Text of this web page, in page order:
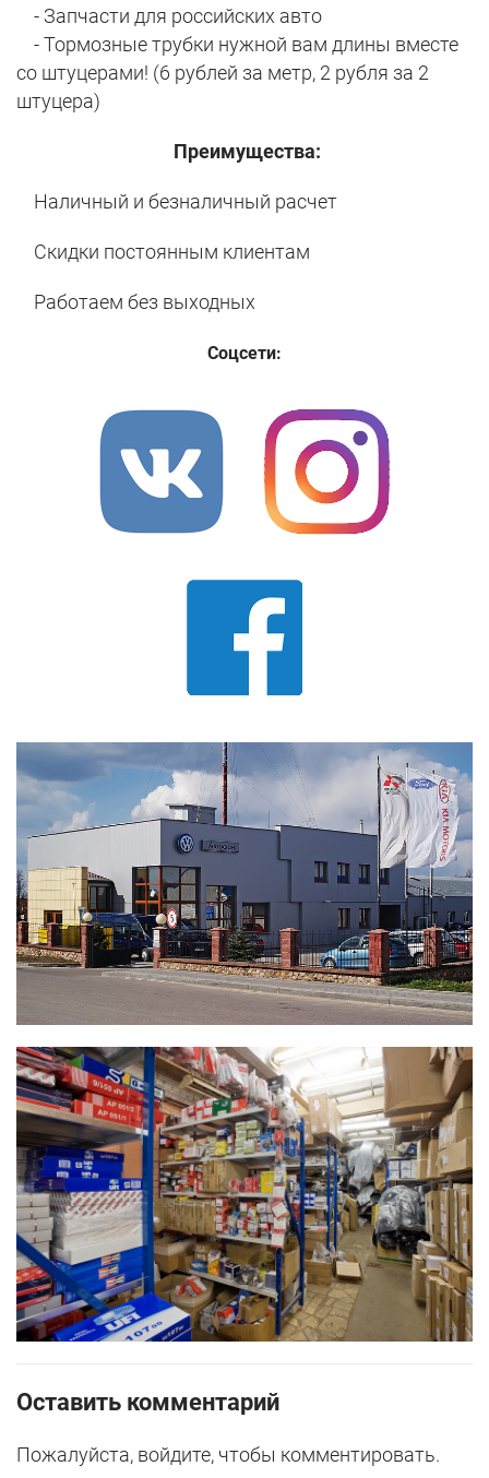
- Запчасти для российских авто
- Тормозные трубки нужной вам длины вместе
со штуцерами! (6 рублей за метр, 2 рубля за 2
штуцера)
Преимущества:
Наличный и безналичный расчет
Скидки постоянным клиентам
Работаем без выходных
Соцсети:
Оставить комментарий
Пожалуйста, войдите, чтобы комментировать.